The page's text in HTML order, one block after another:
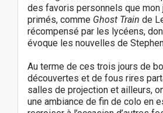
des favoris personnels que mon
primés, comme Ghost Train de
récompensé par les lycéens,
évoque les nouvelles de
Au terme de ces trois jours de
découvertes et de fous rires
salles de projection et ailleurs,
une ambiance de fin de colo en